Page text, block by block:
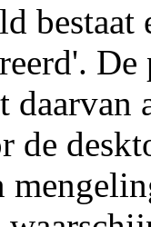
bestaat
de